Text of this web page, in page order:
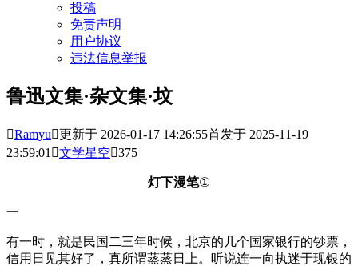
投稿
免责声明
用户协议
违法信息举报
鲁迅文集·杂文集·坟
Ramyu更新于 2026-01-17 14:26:55首发于 2025-11-19
23:59:01 文学星空375
灯下漫笔①
一
有一时，就是民国二三年时候，北京的几个国家银行的钞票，
信用日见其好了，真所谓蒸蒸日上。听说连一向执迷于现银的